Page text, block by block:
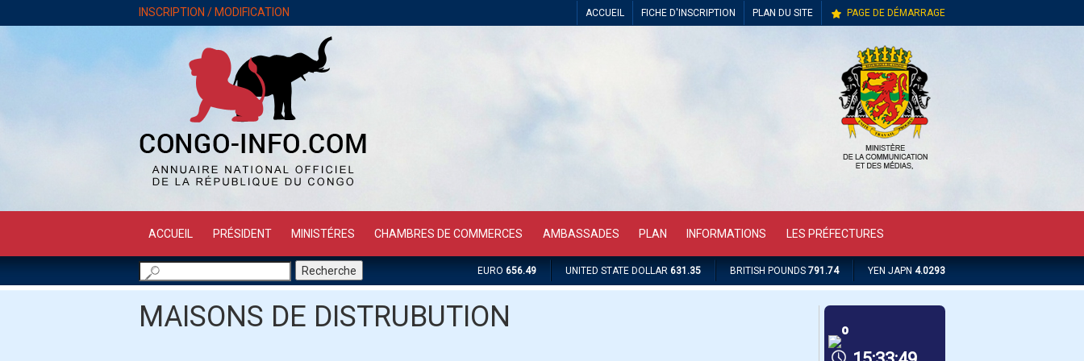
INSCRIPTION / MODIFICATION PAGE DE DÉMARRAGE
PLAN DU SITE
FICHE D'INSCRIPTION
ACCUEIL
ACCUEIL PRÉSIDENT MINISTÉRES CHAMBRES DE COMMERCES AMBASSADES PLAN INFORMATIONS LES PRÉFECTURES
YEN JAPN 4.0293
BRITISH POUNDS 791.74
UNITED STATE DOLLAR 631.35
EURO 656.49
MAISONS DE DISTRUBUTION
º